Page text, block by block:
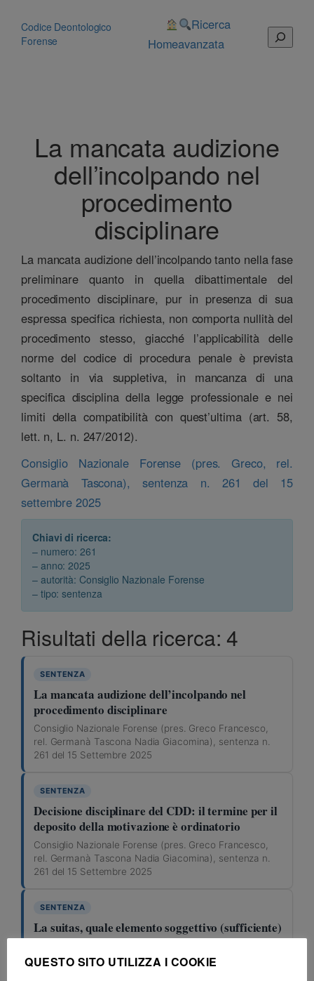
contenuto
Codice Deontologico
Forense
Home
Ricerca
avanzata
Cerca
La mancata audizione
dell’incolpando nel
procedimento
disciplinare
La mancata audizione dell’incolpando tanto nella fase
preliminare quanto in quella dibattimentale del
procedimento disciplinare, pur in presenza di sua
espressa specifica richiesta, non comporta nullità del
procedimento stesso, giacché l’applicabilità delle
norme del codice di procedura penale è prevista
soltanto in via suppletiva, in mancanza di una
specifica disciplina della legge professionale e nei
limiti della compatibilità con quest’ultima (art. 58,
lett. n, L. n. 247/2012).
Consiglio Nazionale Forense (pres. Greco, rel.
Germanà Tascona), sentenza n. 261 del 15
settembre 2025
Chiavi di ricerca:
– numero: 261
– anno: 2025
– autorità: Consiglio Nazionale Forense
– tipo: sentenza
Risultati della ricerca: 4
SENTENZA
La mancata audizione dell’incolpando nel
procedimento disciplinare
Consiglio Nazionale Forense (pres. Greco Francesco,
rel. Germanà Tascona Nadia Giacomina), sentenza n.
261 del 15 Settembre 2025
SENTENZA
Decisione disciplinare del CDD: il termine per il
deposito della motivazione è ordinatorio
Consiglio Nazionale Forense (pres. Greco Francesco,
rel. Germanà Tascona Nadia Giacomina), sentenza n.
261 del 15 Settembre 2025
SENTENZA
La suitas, quale elemento soggettivo (sufficiente)
dell’illecito disciplinare
Consiglio Nazionale Forense (pres. Greco Francesco,
QUESTO SITO UTILIZZA I COOKIE